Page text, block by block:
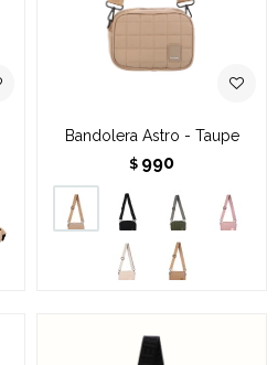
Bandolera Astro - Taupe
$ 990